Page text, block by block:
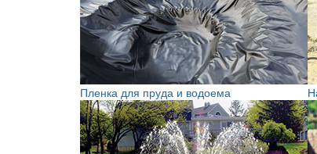
Пленка для пруда и водоема